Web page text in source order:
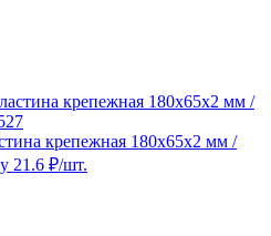
крепежная 180х65х2 мм /
21.6 ₽/шт.